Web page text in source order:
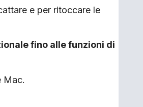
e per ritoccare le
fino alle funzioni di
Mac.